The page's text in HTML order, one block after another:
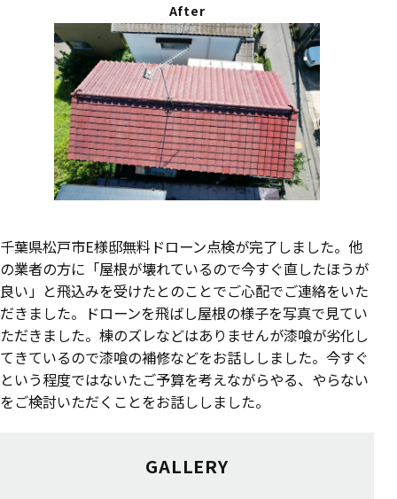
After
千葉県松戸市E様邸無料ドローン点検が完了しました。他
の業者の方に「屋根が壊れているので今すぐ直したほうが
良い」と飛込みを受けたとのことでご心配でご連絡をいた
だきました。ドローンを飛ばし屋根の様子を写真で見てい
ただきました。棟のズレなどはありませんが漆喰が劣化し
てきているので漆喰の補修などをお話ししました。今すぐ
という程度ではないたご予算を考えながらやる、やらない
をご検討いただくことをお話ししました。
GALLERY